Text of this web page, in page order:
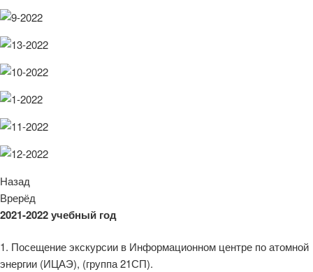
Назад
Врерёд
2021-2022 учебный год
1. Посещение экскурсии в Информационном центре по атомной
энергии (ИЦАЭ), (группа 21СП).